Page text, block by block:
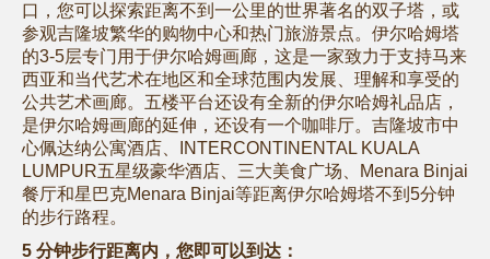
口，您可以探索距离不到一公里的世界著名的双子塔，或
参观吉隆坡繁华的购物中心和热门旅游景点。伊尔哈姆塔
的3-5层专门用于伊尔哈姆画廊，这是一家致力于支持马来
西亚和当代艺术在地区和全球范围内发展、理解和享受的
公共艺术画廊。五楼平台还设有全新的伊尔哈姆礼品店，
是伊尔哈姆画廊的延伸，还设有一个咖啡厅。吉隆坡市中
心佩达纳公寓酒店、INTERCONTINENTAL KUALA
LUMPUR五星级豪华酒店、三大美食广场、Menara Binjai
餐厅和星巴克Menara Binjai等距离伊尔哈姆塔不到5分钟
的步行路程。
5 分钟步行距离内，您即可以到达：